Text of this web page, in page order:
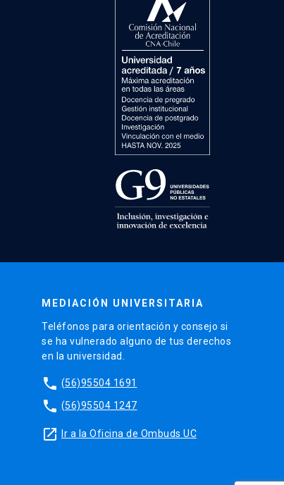
MEDIACIÓN UNIVERSITARIA
Teléfonos para orientación y consejo si
se ha vulnerado alguno de tus derechos
en la universidad.
phone (56)95504 1691
phone (56)95504 1247
launch Ir a la Oficina de Ombuds UC